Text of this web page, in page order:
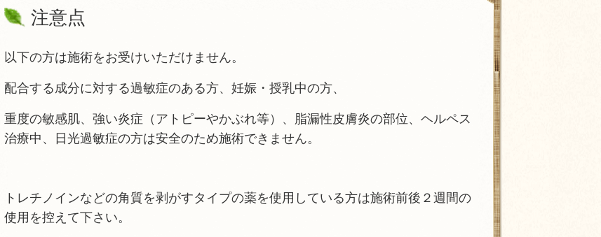
注意点
以下の方は施術をお受けいただけません。
配合する成分に対する過敏症のある方、 妊娠・授乳中の方、
重度の敏感肌、強い炎症（アトピーやかぶれ等）、脂漏性皮膚炎の部位、ヘルペス
治療中、日光過敏症の方は安全のため施術できません。
トレチノインなどの角質を剥がすタイプの薬を使用している方は施術前後２週間の
使用を控えて下さい。